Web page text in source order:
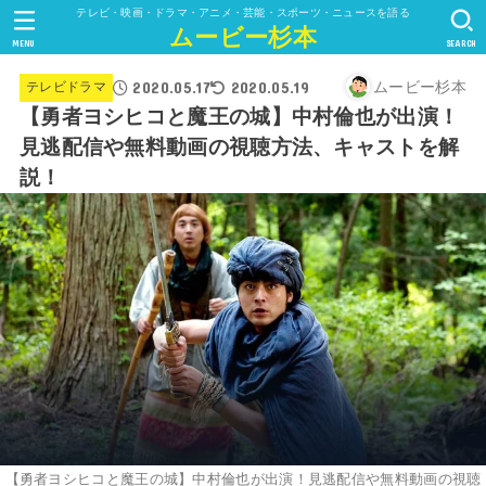
テレビ・映画・ドラマ・アニメ・芸能・スポーツ・ニュースを語る
ムービー杉本 SEARCH
MENU
テレビドラマ 2020.05.17 2020.05.19 ムービー杉本
【勇者ヨシヒコと魔王の城】中村倫也が出演！
見逃配信や無料動画の視聴方法、キャストを解
説！
【勇者ヨシヒコと魔王の城】中村倫也が出演！見逃配信や無料動画の視聴